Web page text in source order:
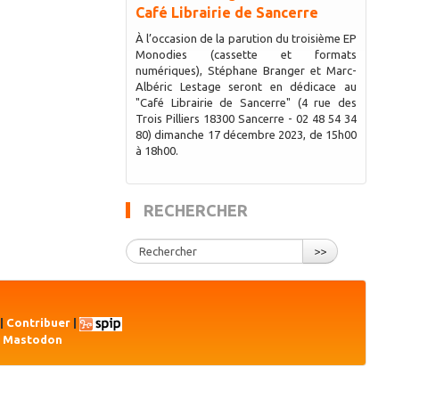
Café Librairie de Sancerre
À l’occasion de la parution du troisième EP
Monodies (cassette et formats
numériques), Stéphane Branger et Marc-
Albéric Lestage seront en dédicace au
"Café Librairie de Sancerre" (4 rue des
Trois Pilliers 18300 Sancerre - 02 48 54 34
80) dimanche 17 décembre 2023, de 15h00
à 18h00.
RECHERCHER
>>
Contribuer
Mastodon